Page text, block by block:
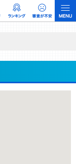
ーザーへの口コミ収集な